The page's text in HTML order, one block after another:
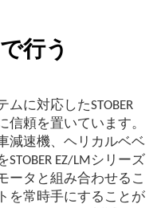
行う
に対応したSTOBER
信頼を置いています。
減速機、ヘリカルベベ
EZ/LMシリーズ
ータと組み合わせるこ
を常時手にすることが